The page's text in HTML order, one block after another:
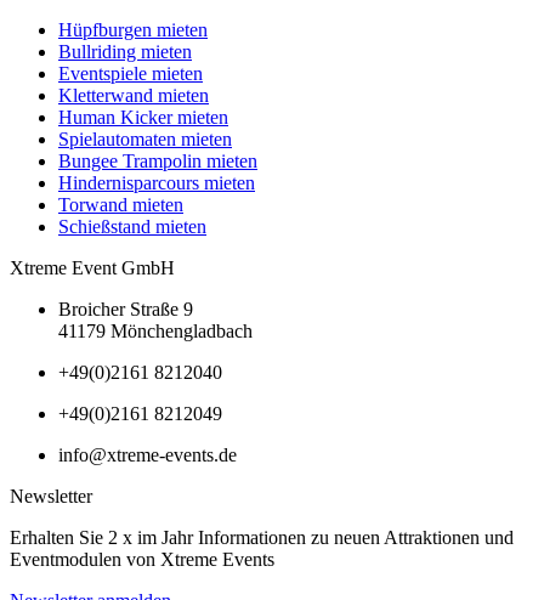
Hüpfburgen mieten
Bullriding mieten
Eventspiele mieten
Kletterwand mieten
Human Kicker mieten
Spielautomaten mieten
Bungee Trampolin mieten
Hindernisparcours mieten
Torwand mieten
Schießstand mieten
Xtreme Event GmbH
Broicher Straße 9
41179 Mönchengladbach
+49(0)2161 8212040
+49(0)2161 8212049
info@xtreme-events.de
Newsletter
Erhalten Sie 2 x im Jahr Informationen zu neuen Attraktionen und
Eventmodulen von Xtreme Events